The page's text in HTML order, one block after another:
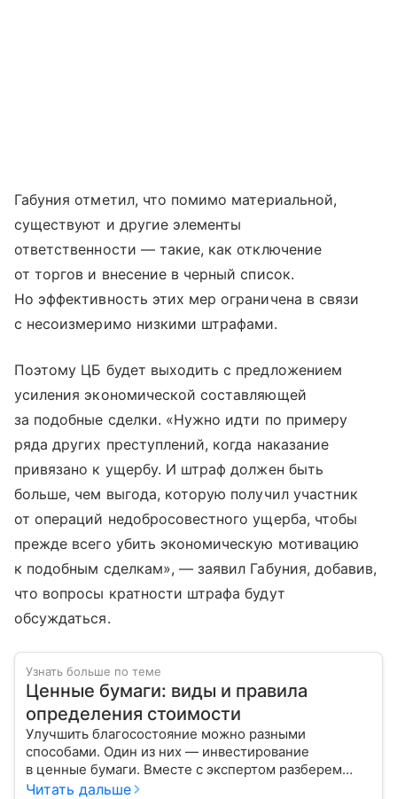
Габуния отметил, что помимо материальной,
существуют и другие элементы
ответственности — такие, как отключение
от торгов и внесение в черный список.
Но эффективность этих мер ограничена в связи
с несоизмеримо низкими штрафами.
Поэтому ЦБ будет выходить с предложением
усиления экономической составляющей
за подобные сделки. «Нужно идти по примеру
ряда других преступлений, когда наказание
привязано к ущербу. И штраф должен быть
больше, чем выгода, которую получил участник
от операций недобросовестного ущерба, чтобы
прежде всего убить экономическую мотивацию
к подобным сделкам», — заявил Габуния, добавив,
что вопросы кратности штрафа будут
обсуждаться.
Узнать больше по теме
Ценные бумаги: виды и правила
определения стоимости
Улучшить благосостояние можно разными
способами. Один из них — инвестирование
в ценные бумаги. Вместе с экспертом разберем
их виды, механизм получения дохода и расскажем,
Читать дальше